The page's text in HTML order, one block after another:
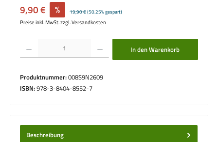
Verkaufspreis:
9,90 € % Regulärer Preis:
19,90 €(50.25% gespart)
Preise inkl. MwSt. zzgl. Versandkosten
Produkt Anzahl: Gib den gewünschten Wert ein oder benutze die Schaltflächen um
In den Warenkorb
Produktnummer:008S9N2609
ISBN:978-3-8404-8552-7
Beschreibung